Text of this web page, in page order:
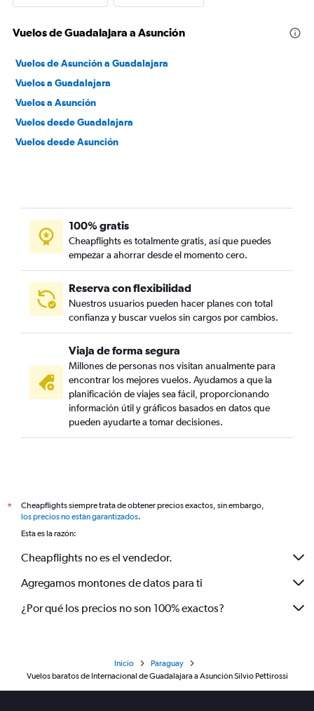
Vuelos de Guadalajara a Asunción
Vuelos de Asunción a Guadalajara
Vuelos a Guadalajara
Vuelos a Asunción
Vuelos desde Guadalajara
Vuelos desde Asunción
100% gratis
Cheapflights es totalmente gratis, así que puedes
empezar a ahorrar desde el momento cero.
Reserva con flexibilidad
Nuestros usuarios pueden hacer planes con total
confianza y buscar vuelos sin cargos por cambios.
Viaja de forma segura
Millones de personas nos visitan anualmente para
encontrar los mejores vuelos. Ayudamos a que la
planificación de viajes sea fácil, proporcionando
información útil y gráficos basados en datos que
pueden ayudarte a tomar decisiones.
*
Cheapflights siempre trata de obtener precios exactos, sin embargo,
los precios no están garantizados.
Esta es la razón:
Cheapflights no es el vendedor.
Agregamos montones de datos para ti
¿Por qué los precios no son 100% exactos?
Inicio
Paraguay
Vuelos baratos de Internacional de Guadalajara a Asunción Silvio Pettirossi